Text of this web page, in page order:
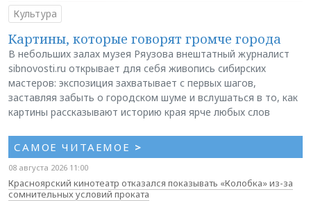
Культура
Картины, которые говорят громче города
В небольших залах музея Ряузова внештатный журналист
sibnovosti.ru открывает для себя живопись сибирских
мастеров: экспозиция захватывает с первых шагов,
заставляя забыть о городском шуме и вслушаться в то, как
картины рассказывают историю края ярче любых слов
САМОЕ ЧИТАЕМОЕ >
08 августа 2026 11:00
Красноярский кинотеатр отказался показывать «Колобка» из-за
сомнительных условий проката